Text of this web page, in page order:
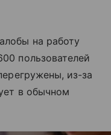
на работу
пользователей
из-за
в обычном